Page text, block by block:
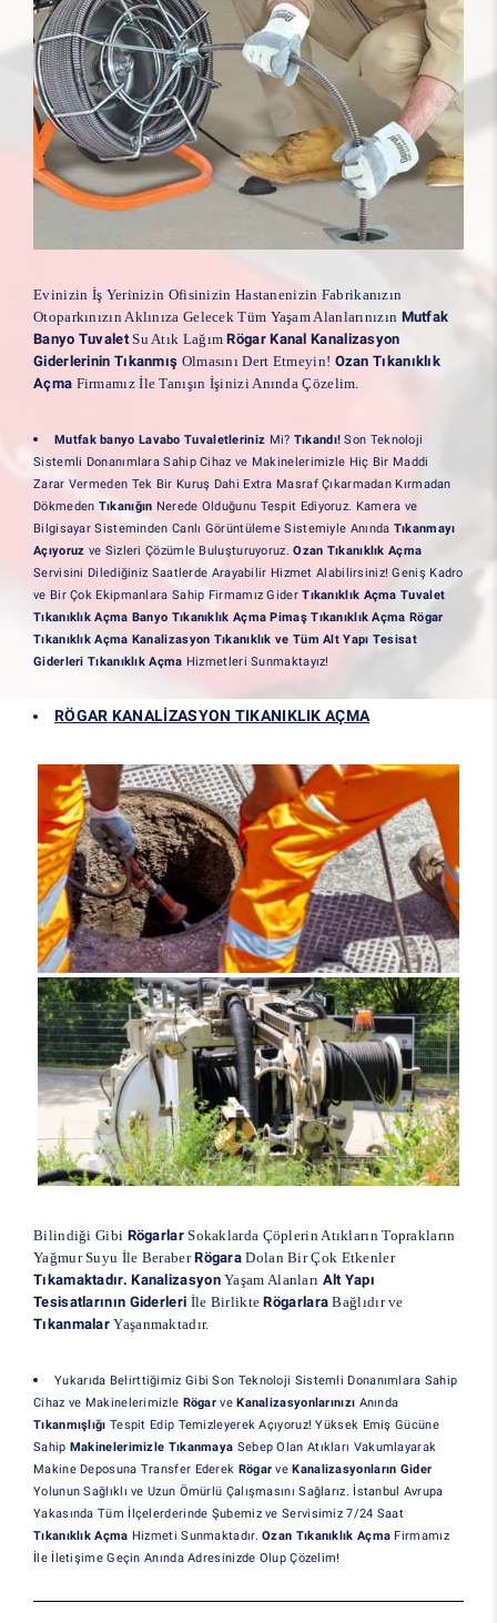
Evinizin İş Yerinizin Ofisinizin Hastanenizin Fabrikanızın
Otoparkınızın Aklınıza Gelecek Tüm Yaşam Alanlarınızın Mutfak
Banyo TuvaletSu Atık LağımRögar Kanal Kanalizasyon
Giderlerinin Tıkanmış Olmasını Dert Etmeyin! Ozan Tıkanıklık
Açma Firmamız İle Tanışın İşinizi Anında Çözelim.
Mutfak banyo Lavabo Tuvaletleriniz Mi? Tıkandı! Son Teknoloji
Sistemli Donanımlara Sahip Cihaz ve Makinelerimizle Hiç Bir Maddi
Zarar Vermeden Tek Bir Kuruş Dahi Extra Masraf Çıkarmadan Kırmadan
Dökmeden Tıkanığın Nerede Olduğunu Tespit Ediyoruz. Kamera ve
Bilgisayar Sisteminden Canlı Görüntüleme Sistemiyle Anında Tıkanmayı
Açıyoruz ve Sizleri Çözümle Buluşturuyoruz.Ozan Tıkanıklık Açma
Servisini Dilediğiniz Saatlerde Arayabilir Hizmet Alabilirsiniz! Geniş Kadro
ve Bir Çok Ekipmanlara Sahip Firmamız GiderTıkanıklık Açma Tuvalet
Tıkanıklık Açma Banyo Tıkanıklık Açma Pimaş Tıkanıklık Açma Rögar
Tıkanıklık Açma Kanalizasyon Tıkanıklık ve Tüm Alt Yapı Tesisat
Giderleri Tıkanıklık Açma Hizmetleri Sunmaktayız!
RÖGAR KANALİZASYON TIKANIKLIK AÇMA
Bilindiği Gibi RögarlarSokaklarda Çöplerin Atıkların Toprakların
Yağmur Suyu İle BeraberRögara Dolan Bir Çok Etkenler
Tıkamaktadır. KanalizasyonYaşam Alanları Alt Yapı
Tesisatlarının Giderleri İle BirlikteRögarlara Bağlıdır ve
Tıkanmalar Yaşanmaktadır.
Yukarıda Belirttiğimiz Gibi Son Teknoloji Sistemli Donanımlara Sahip
Cihaz ve Makinelerimizle Rögar veKanalizasyonlarınızı Anında
Tıkanmışlığı Tespit Edip Temizleyerek Açıyoruz! Yüksek Emiş Gücüne
Sahip Makinelerimizle Tıkanmaya Sebep Olan Atıkları Vakumlayarak
Makine Deposuna Transfer Ederek Rögar veKanalizasyonların Gider
Yolunun Sağlıklı ve Uzun Ömürlü Çalışmasını Sağlarız. İstanbul Avrupa
Yakasında Tüm İlçelerderinde Şubemiz ve Servisimiz 7/24 Saat
Tıkanıklık Açma Hizmeti Sunmaktadır.Ozan Tıkanıklık Açma Firmamız
İle İletişime Geçin Anında Adresinizde Olup Çözelim!